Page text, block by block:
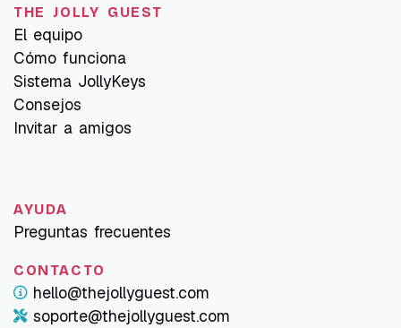
THE JOLLY GUEST
El equipo
Cómo funciona
Sistema JollyKeys
Consejos
Invitar a amigos
AYUDA
Preguntas frecuentes
CONTACTO
hello@thejollyguest.com
soporte@thejollyguest.com